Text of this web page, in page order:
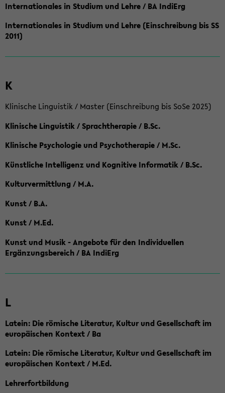
Internationales in Studium und Lehre / BA IndiErg
Internationales in Studium und Lehre (Einschreibung bis SS
2011)
K
Klinische Linguistik / Master (Einschreibung bis SoSe 2025)
Klinische Linguistik / Sprachtherapie / B.Sc.
Klinische Psychologie und Psychotherapie / M.Sc.
Künstliche Intelligenz und Kognitive Informatik / B.Sc.
Kulturvermittlung / M.A.
Kunst / B.A.
Kunst / M.Ed.
Kunst und Musik - Angebote für den Individuellen
Ergänzungsbereich / BA IndiErg
L
Latein: Die römische Literatur, Kultur und Gesellschaft im
europäischen Kontext / Ba
Latein: Die römische Literatur, Kultur und Gesellschaft im
europäischen Kontext / M.Ed.
Lehrerfortbildung